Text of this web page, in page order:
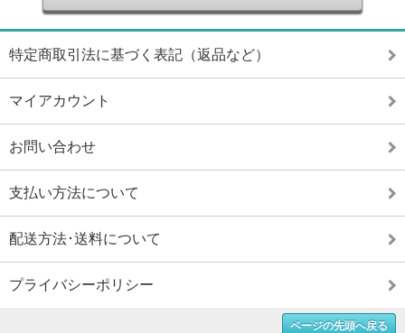
特定商取引法に基づく表記（返品など）
マイアカウント
お問い合わせ
支払い方法について
配送方法･送料について
プライバシーポリシー
ページの先頭へ戻る